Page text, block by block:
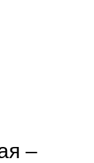
–